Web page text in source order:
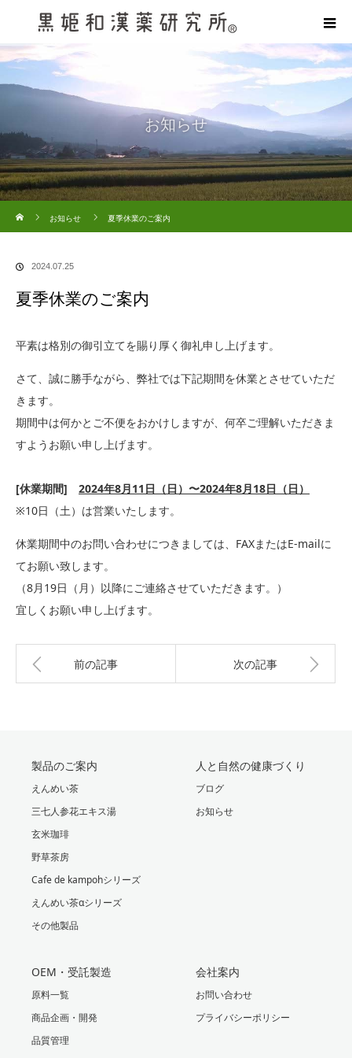
お知らせ
お知らせ
夏季休業のご案内
2024.07.25
夏季休業のご案内
平素は格別の御引立てを賜り厚く御礼申し上げます。
さて、誠に勝手ながら、弊社では下記期間を休業とさせていただ
きます。
期間中は何かとご不便をおかけしますが、何卒ご理解いただきま
すようお願い申し上げます。
[休業期間] 2024年8月11日（日）〜2024年8月18日（日）
※10日（土）は営業いたします。
休業期間中のお問い合わせにつきましては、FAXまたはE-mailに
てお願い致します。
（8月19日（月）以降にご連絡させていただきます。）
宜しくお願い申し上げます。
前の記事 次の記事
製品のご案内
えんめい茶
三七人参花エキス湯
玄米珈琲
野草茶房
Cafe de kampohシリーズ
えんめい茶αシリーズ
その他製品
人と自然の健康づくり
ブログ
お知らせ
OEM・受託製造
原料一覧
商品企画・開発
品質管理
会社案内
お問い合わせ
プライバシーポリシー